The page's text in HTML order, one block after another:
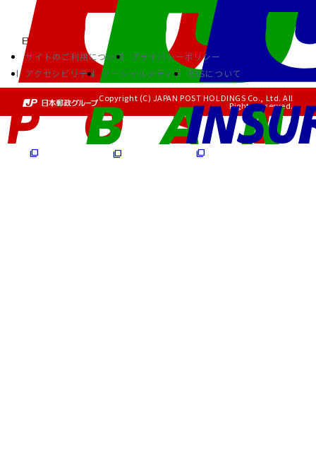
サイトのご利用について
プライバシーポリシー
アクセシビリティ
ソーシャルメディア RSSについて
Copyright (C) JAPAN POST HOLDINGS Co., Ltd. All
Rights Reserved.